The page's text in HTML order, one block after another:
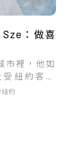
：做喜
市裡，他如
紐約客歡
紐約